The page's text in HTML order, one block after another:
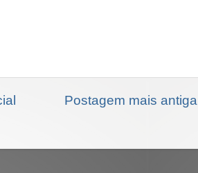
Postagem mais antiga